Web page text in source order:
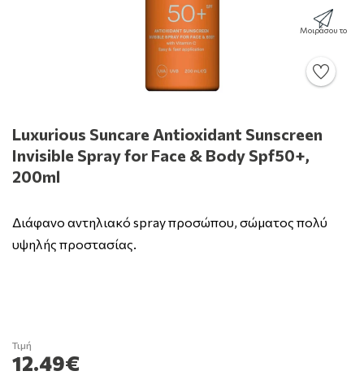
Μοιράσου το
Luxurious Suncare Antioxidant Sunscreen
Invisible Spray for Face & Body Spf50+,
200ml
Διάφανο αντηλιακό spray προσώπου, σώματος πολύ
υψηλής προστασίας.
Τιμή
12.49€